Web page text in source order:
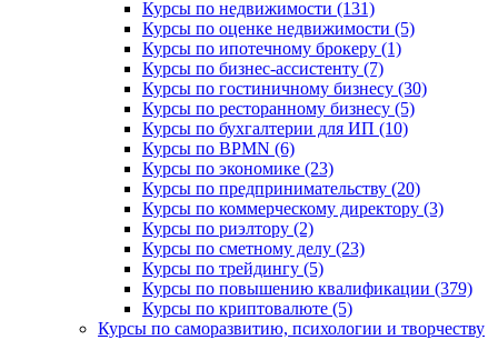
Курсы по недвижимости (131)
Курсы по оценке недвижимости (5)
Курсы по ипотечному брокеру (1)
Курсы по бизнес-ассистенту (7)
Курсы по гостиничному бизнесу (30)
Курсы по ресторанному бизнесу (5)
Курсы по бухгалтерии для ИП (10)
Курсы по BPMN (6)
Курсы по экономике (23)
Курсы по предпринимательству (20)
Курсы по коммерческому директору (3)
Курсы по риэлтору (2)
Курсы по сметному делу (23)
Курсы по трейдингу (5)
Курсы по повышению квалификации (379)
Курсы по криптовалюте (5)
Курсы по саморазвитию, психологии и творчеству